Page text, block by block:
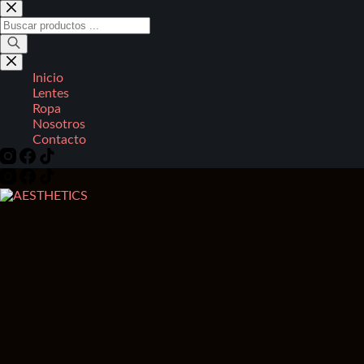
Saltar
al
contenido
Búsqueda
de
productos
Inicio
Lentes
Ropa
Nosotros
Contacto